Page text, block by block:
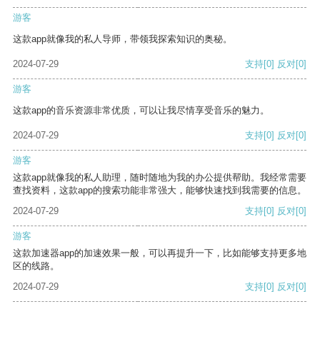
游客
这款app就像我的私人导师，带领我探索知识的奥秘。
2024-07-29 支持[0] 反对[0]
游客
这款app的音乐资源非常优质，可以让我尽情享受音乐的魅力。
2024-07-29 支持[0] 反对[0]
游客
这款app就像我的私人助理，随时随地为我的办公提供帮助。我经常需要
查找资料，这款app的搜索功能非常强大，能够快速找到我需要的信息。
2024-07-29
支持[0] 反对[0]
游客
这款加速器app的加速效果一般，可以再提升一下，比如能够支持更多地
区的线路。
2024-07-29
支持[0] 反对[0]